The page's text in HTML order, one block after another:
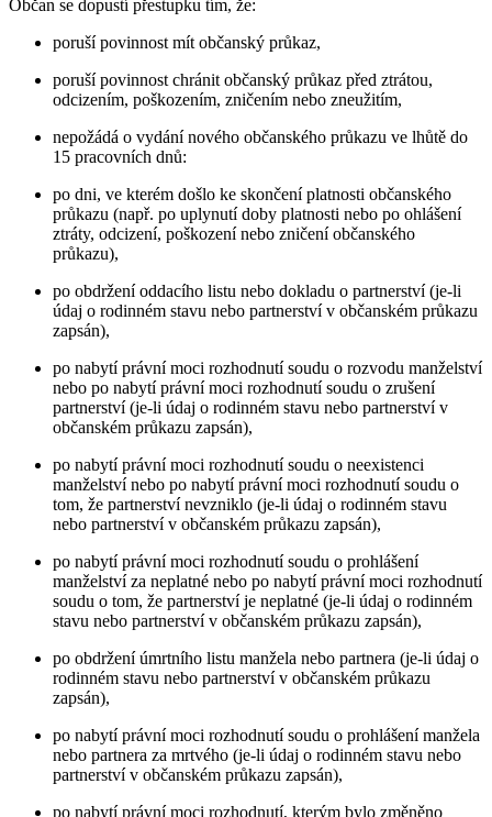
Občan se dopustí přestupku tím, že:
poruší povinnost mít občanský průkaz,
poruší povinnost chránit občanský průkaz před ztrátou,
odcizením, poškozením, zničením nebo zneužitím,
nepožádá o vydání nového občanského průkazu ve lhůtě do
15 pracovních dnů:
po dni, ve kterém došlo ke skončení platnosti občanského
průkazu (např. po uplynutí doby platnosti nebo po ohlášení
ztráty, odcizení, poškození nebo zničení občanského
průkazu),
po obdržení oddacího listu nebo dokladu o partnerství (je-li
údaj o rodinném stavu nebo partnerství v občanském průkazu
zapsán),
po nabytí právní moci rozhodnutí soudu o rozvodu manželství
nebo po nabytí právní moci rozhodnutí soudu o zrušení
partnerství (je-li údaj o rodinném stavu nebo partnerství v
občanském průkazu zapsán),
po nabytí právní moci rozhodnutí soudu o neexistenci
manželství nebo po nabytí právní moci rozhodnutí soudu o
tom, že partnerství nevzniklo (je-li údaj o rodinném stavu
nebo partnerství v občanském průkazu zapsán),
po nabytí právní moci rozhodnutí soudu o prohlášení
manželství za neplatné nebo po nabytí právní moci rozhodnutí
soudu o tom, že partnerství je neplatné (je-li údaj o rodinném
stavu nebo partnerství v občanském průkazu zapsán),
po obdržení úmrtního listu manžela nebo partnera (je-li údaj o
rodinném stavu nebo partnerství v občanském průkazu
zapsán),
po nabytí právní moci rozhodnutí soudu o prohlášení manžela
nebo partnera za mrtvého (je-li údaj o rodinném stavu nebo
partnerství v občanském průkazu zapsán),
po nabytí právní moci rozhodnutí, kterým bylo změněno